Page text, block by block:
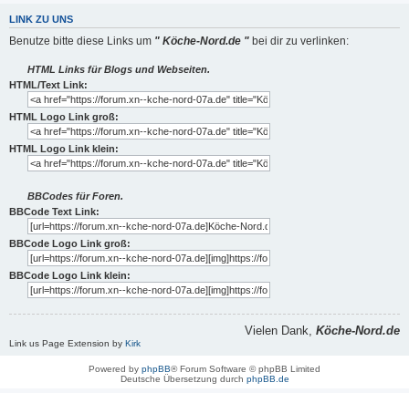
LINK ZU UNS
Benutze bitte diese Links um " Köche-Nord.de " bei dir zu verlinken:
HTML Links für Blogs und Webseiten.
HTML/Text Link:
HTML Logo Link groß:
HTML Logo Link klein:
BBCodes für Foren.
BBCode Text Link:
BBCode Logo Link groß:
BBCode Logo Link klein:
Vielen Dank, Köche-Nord.de
Link us Page Extension by Kirk
Powered by phpBB® Forum Software © phpBB Limited
Deutsche Übersetzung durch phpBB.de